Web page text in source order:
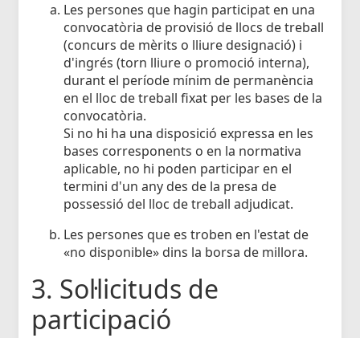
Les persones que hagin participat en una
convocatòria de provisió de llocs de treball
(concurs de mèrits o lliure designació) i
d'ingrés (torn lliure o promoció interna),
durant el període mínim de permanència
en el lloc de treball fixat per les bases de la
convocatòria.
Si no hi ha una disposició expressa en les
bases corresponents o en la normativa
aplicable, no hi poden participar en el
termini d'un any des de la presa de
possessió del lloc de treball adjudicat.
Les persones que es troben en l'estat de
«no disponible» dins la borsa de millora.
3. Sol·licituds de
participació